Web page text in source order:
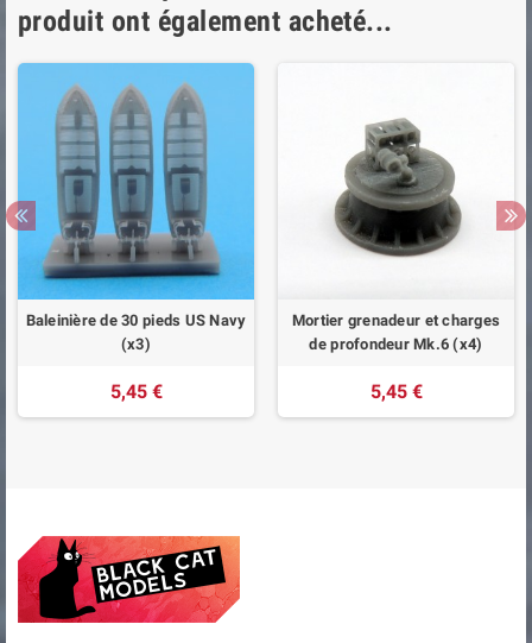
produit ont également acheté...
Baleinière de 30 pieds US Navy
(x3)
5,45 €
Mortier grenadeur et charges
de profondeur Mk.6 (x4)
5,45 €